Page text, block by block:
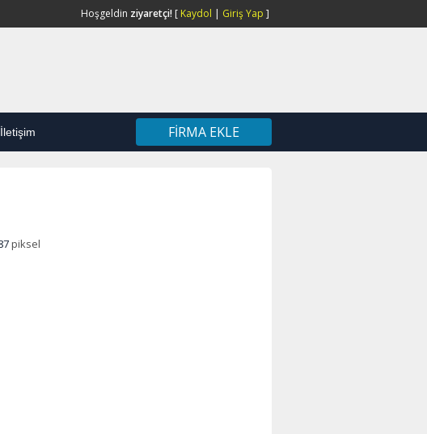
Hoşgeldin ziyaretçi! [ Kaydol | Giriş Yap ]
İletişim FIRMA EKLE
piksel